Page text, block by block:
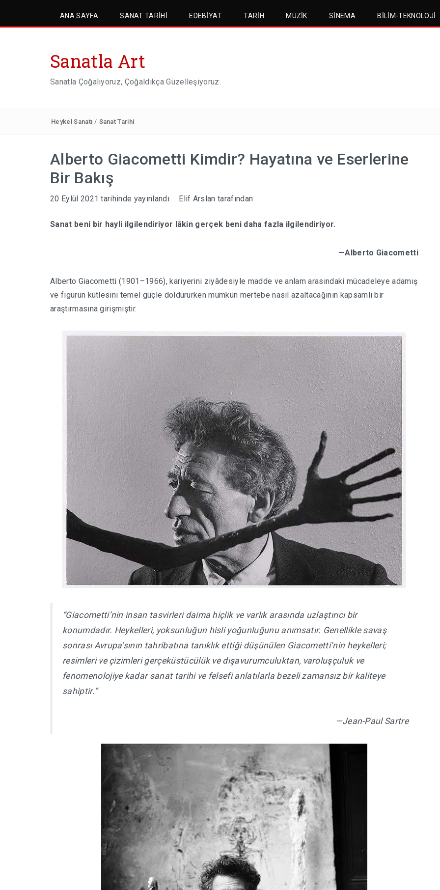
ANA SAYFA SANAT TARIHI EDEBIYAT TARIH MÜZIK SINEMA BILIM-TEKNOLOJI
Sanatla Art
Sanatla Çoğalıyoruz, Çoğaldıkça Güzelleşiyoruz.
Heykel Sanatı / Sanat Tarihi
Alberto Giacometti Kimdir? Hayatına ve Eserlerine
Bir Bakış
20 Eylül 2021 tarihinde yayınlandı Elif Arslan tarafından
Sanat beni bir hayli ilgilendiriyor lâkin gerçek beni daha fazla ilgilendiriyor.
—Alberto Giacometti
Alberto Giacometti (1901–1966), kariyerini ziyâdesiyle madde ve anlam arasındaki mücadeleye adamış
ve figürün kütlesini temel güçle doldururken mümkün mertebe nasıl azaltacağının kapsamlı bir
araştırmasına girişmiştir.
“Giacometti’nin insan tasvirleri daima hiçlik ve varlık arasında uzlaştırıcı bir
konumdadır. Heykelleri, yoksunluğun hisli yoğunluğunu anımsatır. Genellikle savaş
sonrası Avrupa’sının tahribatına tanıklık ettiği düşünülen Giacometti’nin heykelleri;
resimleri ve çizimleri gerçeküstücülük ve dışavurumculuktan, varoluşçuluk ve
fenomenolojiye kadar sanat tarihi ve felsefi anlatılarla bezeli zamansız bir kaliteye
sahiptir.”
—Jean-Paul Sartre